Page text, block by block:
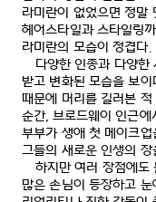
라미란이 없었으면 정말
헤어스타일과 스타일링
라미란의 모습이 정겹다.
다양한 인종과 다양한
받고 변화된 모습을 보
때문에 머리를 길러본
순간, 브로드웨이 인근에
부부가 생애 첫 메이크
그들의 새로운 인생의
하지만 여러 장점에
많은 손님이 등장하고